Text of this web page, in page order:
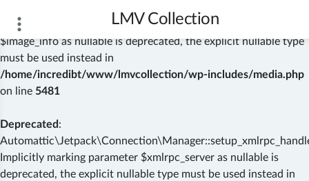
Deprecated
: wp_getimagesize(): Implicitly marking parameter
$image_info as nullable is deprecated, the explicit nullable type
must be used instead in
/home/incredibt/www/lmvcollection/wp-includes/media.php
on line 5481
Deprecated :
Implicitly marking parameter $xmlrpc_server as nullable is
deprecated, the explicit nullable type must be used instead in
LMV Collection